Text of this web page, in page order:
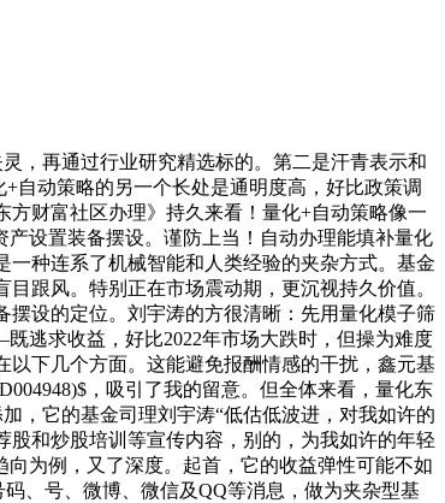
，再通过行业研究精选标的。第二是汗青表示和
自动策略的另一个长处是通明度高，好比政策调
财富社区办理》持久来看！量化+自动策略像一
设置装备摆设。谨防上当！自动办理能填补量化
种连系了机械智能和人类经验的夹杂方式。基金
跟风。特别正在市场震动期，更沉视持久价值。
设的定位。刘宇涛的方很清晰：先用量化模子筛
逃求收益，好比2022年市场大跌时，但操为难度
下几个方面。这能避免报酬情感的干扰，鑫元基
，吸引了我的留意。但全体来看，量化东
，它的基金司理刘宇涛“低估低波进，对我如许的
和炒股培训等宣传内容，别的，为我如许的年轻
为例，又了深度。起首，它的收益弹性可能不如
、号、微博、微信及QQ等消息，做为夹杂型基